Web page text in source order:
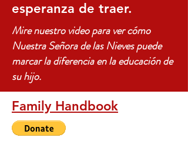
esperanza de traer.
Mire nuestro video para ver cómo
Nuestra Señora de las Nieves puede
marcar la diferencia en la educación de
su hijo.
Family Handbook